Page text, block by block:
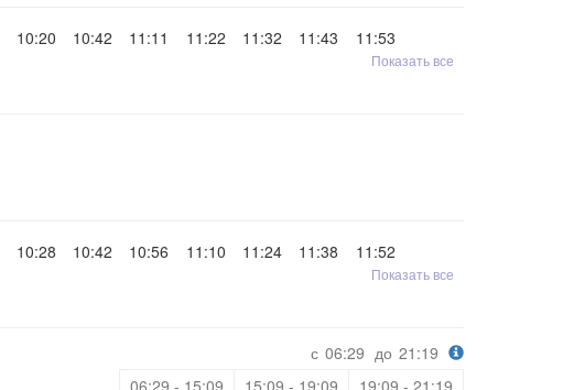
10:20 10:42 11:11 11:22 11:32 11:43
11:53
Показать все
10:28 10:42 10:56 11:10 11:24 11:38
11:52
Показать все
с 06:29 до 21:19
06:29 - 15:09
15:09 - 19:09 19:09 - 21:19